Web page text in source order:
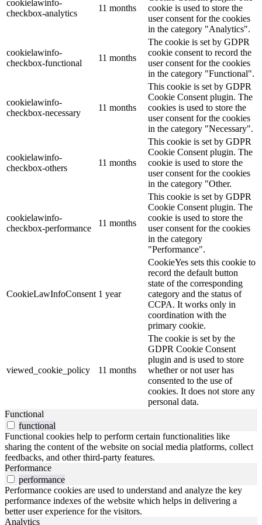
cookielawinfo-
checkbox-analytics
11 months
cookie is used to store the
user consent for the cookies
in the category "Analytics".
cookielawinfo-
checkbox-functional
11 months
The cookie is set by GDPR
cookie consent to record the
user consent for the cookies
in the category "Functional".
cookielawinfo-
checkbox-necessary
11 months
This cookie is set by GDPR
Cookie Consent plugin. The
cookies is used to store the
user consent for the cookies
in the category "Necessary".
cookielawinfo-
checkbox-others
11 months
This cookie is set by GDPR
Cookie Consent plugin. The
cookie is used to store the
user consent for the cookies
in the category "Other.
cookielawinfo-
checkbox-performance
11 months
This cookie is set by GDPR
Cookie Consent plugin. The
cookie is used to store the
user consent for the cookies
in the category
"Performance".
CookieLawInfoConsent 1 year
CookieYes sets this cookie to
record the default button
state of the corresponding
category and the status of
CCPA. It works only in
coordination with the
primary cookie.
viewed_cookie_policy 11 months
The cookie is set by the
GDPR Cookie Consent
plugin and is used to store
whether or not user has
consented to the use of
cookies. It does not store any
personal data.
Functional
functional
Functional cookies help to perform certain functionalities like
sharing the content of the website on social media platforms, collect
feedbacks, and other third-party features.
Performance
performance
Performance cookies are used to understand and analyze the key
performance indexes of the website which helps in delivering a
better user experience for the visitors.
Analytics